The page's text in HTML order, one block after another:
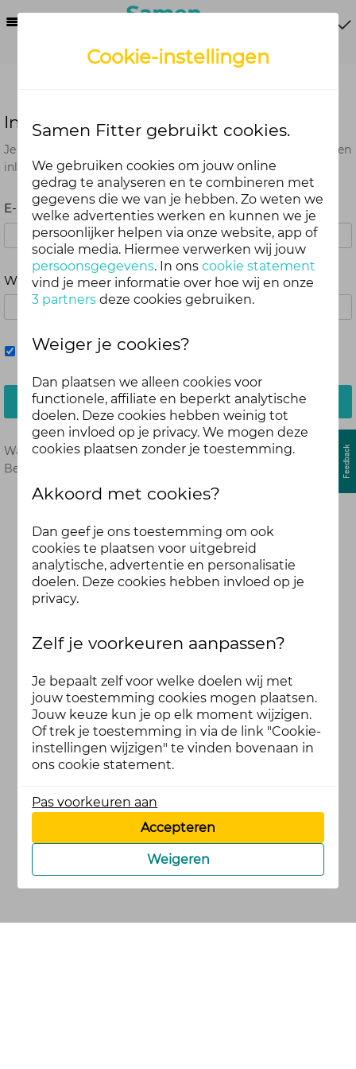
Inloggen
Je kunt met je Samen Fitter inloggegevens op alle onderdelen
inloggen. Dus één account voor website, app en webshop.
E-mailadres
Wachtwoord
Mij onthouden
Inloggen
Wachtwoord vergeten? Hier opnieuw instellen.
Ben je nog geen deelnemer?
Cookie-instellingen
Samen Fitter gebruikt cookies.
We gebruiken cookies om jouw online
gedrag te analyseren en te combineren met
gegevens die we van je hebben. Zo weten we
welke advertenties werken en kunnen we je
persoonlijker helpen via onze website, app of
sociale media. Hiermee verwerken wij jouw
persoonsgegevens. In onscookie statement
vind je meer informatie over hoe wij en onze
3 partners deze cookies gebruiken.
Weiger je cookies?
Dan plaatsen we alleen cookies voor
functionele, affiliate en beperkt analytische
doelen. Deze cookies hebben weinig tot
geen invloed op je privacy. We mogen deze
cookies plaatsen zonder je toestemming.
Akkoord met cookies?
Dan geef je ons toestemming om ook
cookies te plaatsen voor uitgebreid
analytische, advertentie en personalisatie
doelen. Deze cookies hebben invloed op je
privacy.
Zelf je voorkeuren aanpassen?
Je bepaalt zelf voor welke doelen wij met
jouw toestemming cookies mogen plaatsen.
Jouw keuze kun je op elk moment wijzigen.
Of trek je toestemming in via de link "Cookie-
instellingen wijzigen" te vinden bovenaan in
ons cookie statement.
Pas voorkeuren aan
Accepteren
Weigeren